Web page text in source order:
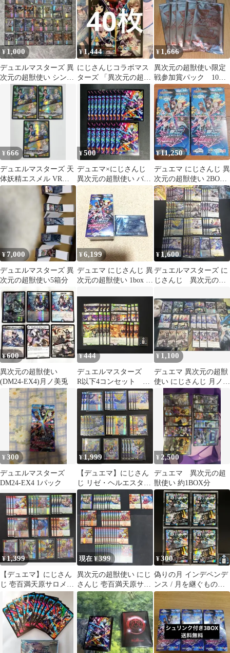
枚】
¥ 1,000
デュエルマスターズ 異
次元の超獣使い シング
ルカードまとめ売り レ
ア・ノーマル
¥ 1,444
にじさんじコラボマス
ターズ 「異次元の超獣
使い」 スリーブ 開封済
み 40枚 ②
¥ 1,666
異次元の超獣使い限定
戦参加賞パック 10パ
ック
¥666
デュエルマスターズ 天
体妖精エスメル VR
フレン 異次元の超獣
¥500
デュエマ×にじさんじ
異次元の超獣使い バー
チャル・デュエリスト
カードスリーブ
¥11,250
デュエマ にじさんじ 異
次元の超獣使い 2BOX
未開封 シュリンク付き
¥7,000
デュエルマスターズ 異
次元の超獣使い5箱分
¥6,199
デュエマ にじさんじ 異
次元の超獣使い 1box シ
¥ 1,600
デュエルマスターズ に
じさんじ 異次元の超
まとめ
¥600
異次元の超獣使い
(DM24-EX4)月ノ美兎
¥444
デュエルマスターズ
R以下4コンセット に
じさんじ 花畑チャイ
カ（DM24EX4）【合計
24枚】
¥ 1,100
デュエマ 異次元の超獣
使い にじさんじ 月ノ美
¥300
デュエルマスターズ
DM24-EX4 1パック
¥1,999
【デュエマ】にじさん
じ リゼ・ヘルエスタデ
ッキパーツ ホイルレア
あり
¥2,500
デュエマ 異次元の超
獣使い 約1BOX分
¥1,399
【デュエマ】にじさん
じ 壱百満天原サロメデ
ッキパーツ／ミリオン
ブレイブカイザー
現在 ¥399
異次元の超獣使い にじ
さんじ 壱百満天原サロ
メ デュエマ
¥300
偽りの月 インデペンデ
ンス / 月を継ぐもの
にじさんじ【VR】
闇》【4枚】